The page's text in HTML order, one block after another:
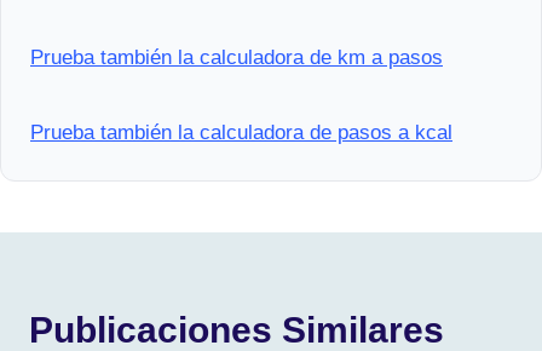
Prueba también la calculadora de km a pasos
Prueba también la calculadora de pasos a kcal
Publicaciones Similares